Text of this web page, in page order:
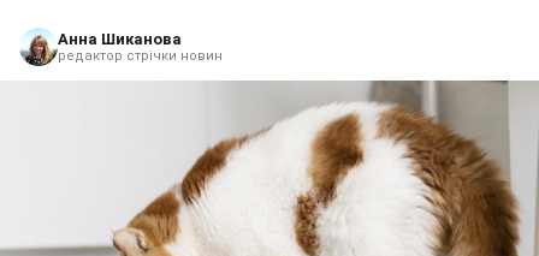
Анна Шиканова
редактор стрічки новин